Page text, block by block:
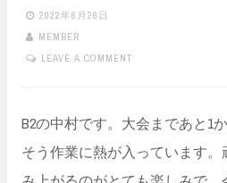
2022年6月26日
MEMBER
LEAVE A COMMENT
B2の中村です。大会まであと1
そう作業に熱が入っています